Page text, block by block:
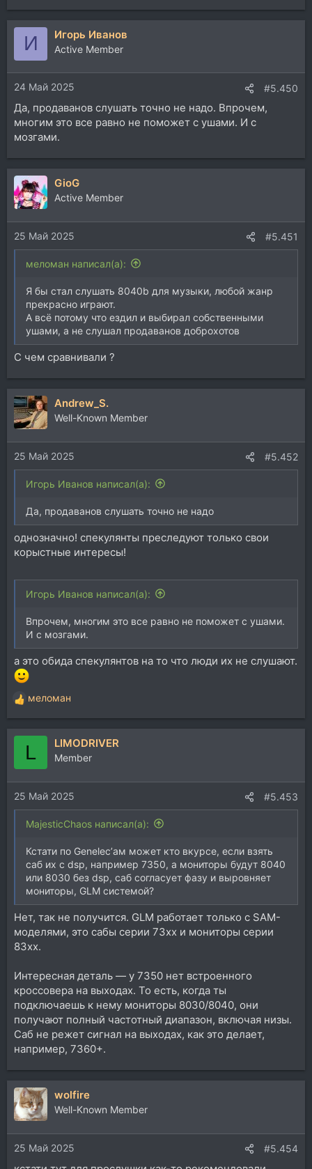
е
а
и
и
:
И Игорь Иванов
Active Member
24 Май 2025 #5.450
Да, продаванов слушать точно не надо. Впрочем,
многим это все равно не поможет с ушами. И с
мозгами.
GioG
Active Member
25 Май 2025 #5.451
меломан написал(а):
Я бы стал слушать 8040b для музыки, любой жанр
прекрасно играют.
А всё потому что ездил и выбирал собственными
ушами, а не слушал продаванов доброхотов
С чем сравнивали ?
Andrew_S.
Well-Known Member
25 Май 2025 #5.452
Игорь Иванов написал(а):
Да, продаванов слушать точно не надо
однозначно! спекулянты преследуют только свои
корыстные интересы!
Игорь Иванов написал(а):
Впрочем, многим это все равно не поможет с ушами.
И с мозгами.
а это обида спекулянтов на то что люди их не слушают.
Р
е
а
и
и
:
меломан
L LIMODRIVER
Member
25 Май 2025 #5.453
MajesticChaos написал(а):
Кстати по Genelec’ам может кто вкурсе, если взять
саб их с dsp, например 7350, а мониторы будут 8040
или 8030 без dsp, саб согласует фазу и выровняет
мониторы, GLM системой?
Нет, так не получится. GLM работает только с SAM-
моделями, это сабы серии 73xx и мониторы серии
83xx.
Интересная деталь — у 7350 нет встроенного
кроссовера на выходах. То есть, когда ты
подключаешь к нему мониторы 8030/8040, они
получают полный частотный диапазон, включая низы.
Саб не режет сигнал на выходах, как это делает,
например, 7360+.
wolfire
Well-Known Member
25 Май 2025 #5.454